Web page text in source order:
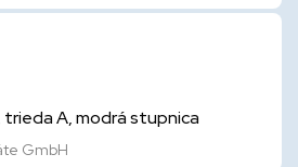
trieda A, modrá stupnica
GmbH